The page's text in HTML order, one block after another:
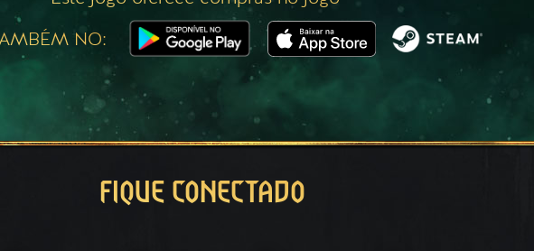
NO:
FIQUE CONECTADO